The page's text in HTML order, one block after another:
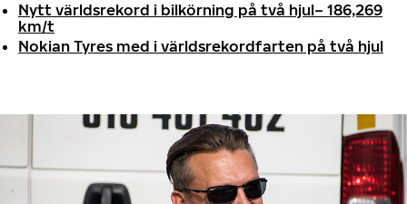
Nytt världsrekord i bilkörning på två hjul– 186,269
km/t
Nokian Tyres med i världsrekordfarten på två hjul